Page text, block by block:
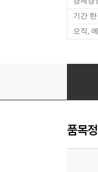
기간
오직,
투자
품목